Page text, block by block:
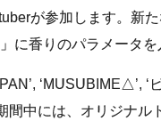
が参加します。新
に香りのパラメータを
‘MUSUBIME△’, ‘
間中には、オリジナ